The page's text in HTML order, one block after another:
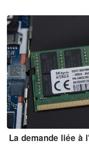
La demande liée à